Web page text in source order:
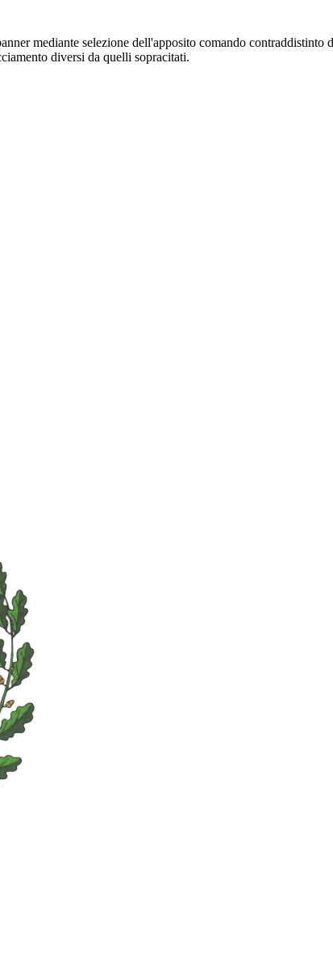
mediante selezione dell'apposito comando
diversi da quelli sopracitati.